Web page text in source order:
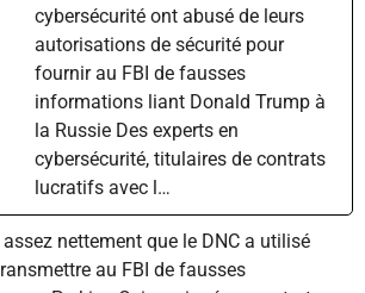
cybersécurité ont abusé de leurs
autorisations de sécurité pour
fournir au FBI de fausses
informations liant Donald Trump à
la Russie Des experts en
cybersécurité, titulaires de contrats
lucratifs avec l…
nettement que le DNC a utilisé
au FBI de fausses